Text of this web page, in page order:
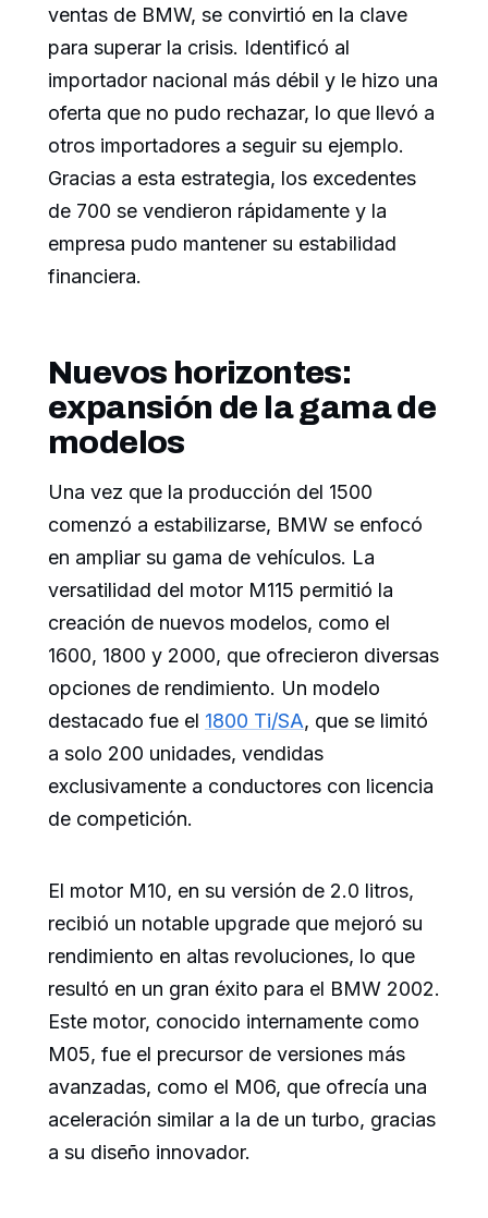
ventas de BMW, se convirtió en la clave
para superar la crisis. Identificó al
importador nacional más débil y le hizo una
oferta que no pudo rechazar, lo que llevó a
otros importadores a seguir su ejemplo.
Gracias a esta estrategia, los excedentes
de 700 se vendieron rápidamente y la
empresa pudo mantener su estabilidad
financiera.
Nuevos horizontes:
expansión de la gama de
modelos
Una vez que la producción del 1500
comenzó a estabilizarse, BMW se enfocó
en ampliar su gama de vehículos. La
versatilidad del motor M115 permitió la
creación de nuevos modelos, como el
1600, 1800 y 2000, que ofrecieron diversas
opciones de rendimiento. Un modelo
destacado fue el 1800 Ti/SA, que se limitó
a solo 200 unidades, vendidas
exclusivamente a conductores con licencia
de competición.
El motor M10, en su versión de 2.0 litros,
recibió un notable upgrade que mejoró su
rendimiento en altas revoluciones, lo que
resultó en un gran éxito para el BMW 2002.
Este motor, conocido internamente como
M05, fue el precursor de versiones más
avanzadas, como el M06, que ofrecía una
aceleración similar a la de un turbo, gracias
a su diseño innovador.